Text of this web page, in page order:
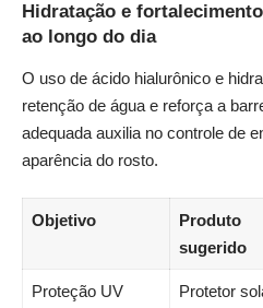
Hidratação e
ao longo do dia
O uso de ácido hialurônico e
retenção de água e reforça a
adequada auxilia no controle de
aparência do rosto.
Objetivo
Produto
sugerido
Proteção UV
Protetor